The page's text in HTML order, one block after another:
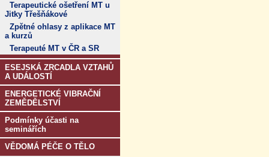
Terapeutické ošetření MT u
Jitky Třešňákové
Zpětné ohlasy z aplikace MT
a kurzů
Terapeuté MT v ČR a SR
ESEJSKÁ ZRCADLA VZTAHŮ
A UDÁLOSTÍ
ENERGETICKÉ VIBRAČNÍ
ZEMĚDĚLSTVÍ
Podmínky účasti na
seminářích
VĚDOMÁ PÉČE O TĚLO